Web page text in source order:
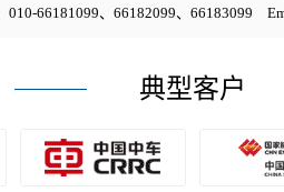
010-66181099、66182099、66183099
典型客户